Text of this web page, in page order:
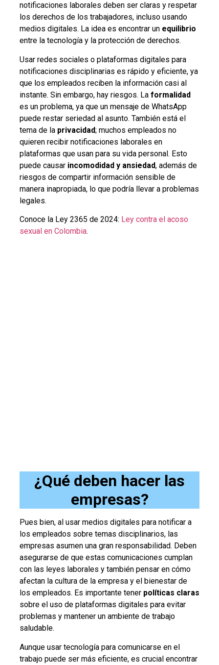
notificaciones laborales deben ser claras y respetar
los derechos de los trabajadores, incluso usando
medios digitales. La idea es encontrar un equilibrio
entre la tecnología y la protección de derechos.
Usar redes sociales o plataformas digitales para
notificaciones disciplinarias es rápido y eficiente, ya
que los empleados reciben la información casi al
instante. Sin embargo, hay riesgos. La formalidad
es un problema, ya que un mensaje de WhatsApp
puede restar seriedad al asunto. También está el
tema de la privacidad; muchos empleados no
quieren recibir notificaciones laborales en
plataformas que usan para su vida personal. Esto
puede causar incomodidad y ansiedad, además de
riesgos de compartir información sensible de
manera inapropiada, lo que podría llevar a problemas
legales.
Conoce la Ley 2365 de 2024: Ley contra el acoso
sexual en Colombia.
¿Qué deben hacer las
empresas?
Pues bien, al usar medios digitales para notificar a
los empleados sobre temas disciplinarios, las
empresas asumen una gran responsabilidad. Deben
asegurarse de que estas comunicaciones cumplan
con las leyes laborales y también pensar en cómo
afectan la cultura de la empresa y el bienestar de
los empleados. Es importante tener políticas claras
sobre el uso de plataformas digitales para evitar
problemas y mantener un ambiente de trabajo
saludable.
Aunque usar tecnología para comunicarse en el
trabajo puede ser más eficiente, es crucial encontrar